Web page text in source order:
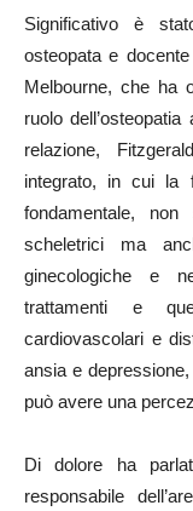
Significativo è
osteopata e
Melbourne, che ha
ruolo
relazione,
integrato, in cui la
fondamentale,
scheletrici ma
ginecologiche e
trattamenti e
cardiovascolari e
ansia e
può avere una
Di dolore ha
responsabile